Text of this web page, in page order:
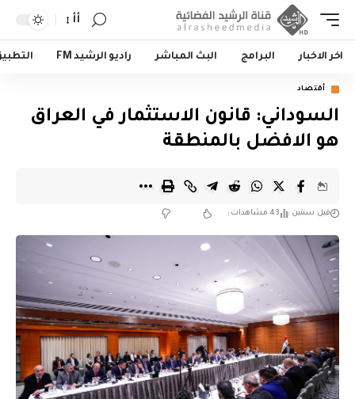
أأ
اخر الاخبار البرامج البث المباشر راديو الرشيد FM
أقتصاد
السوداني: قانون الاستثمار في العراق
هو الافضل بالمنطقة
قبل سنتين 43 مشاهدات